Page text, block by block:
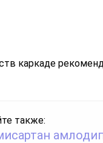
каркаде
также: